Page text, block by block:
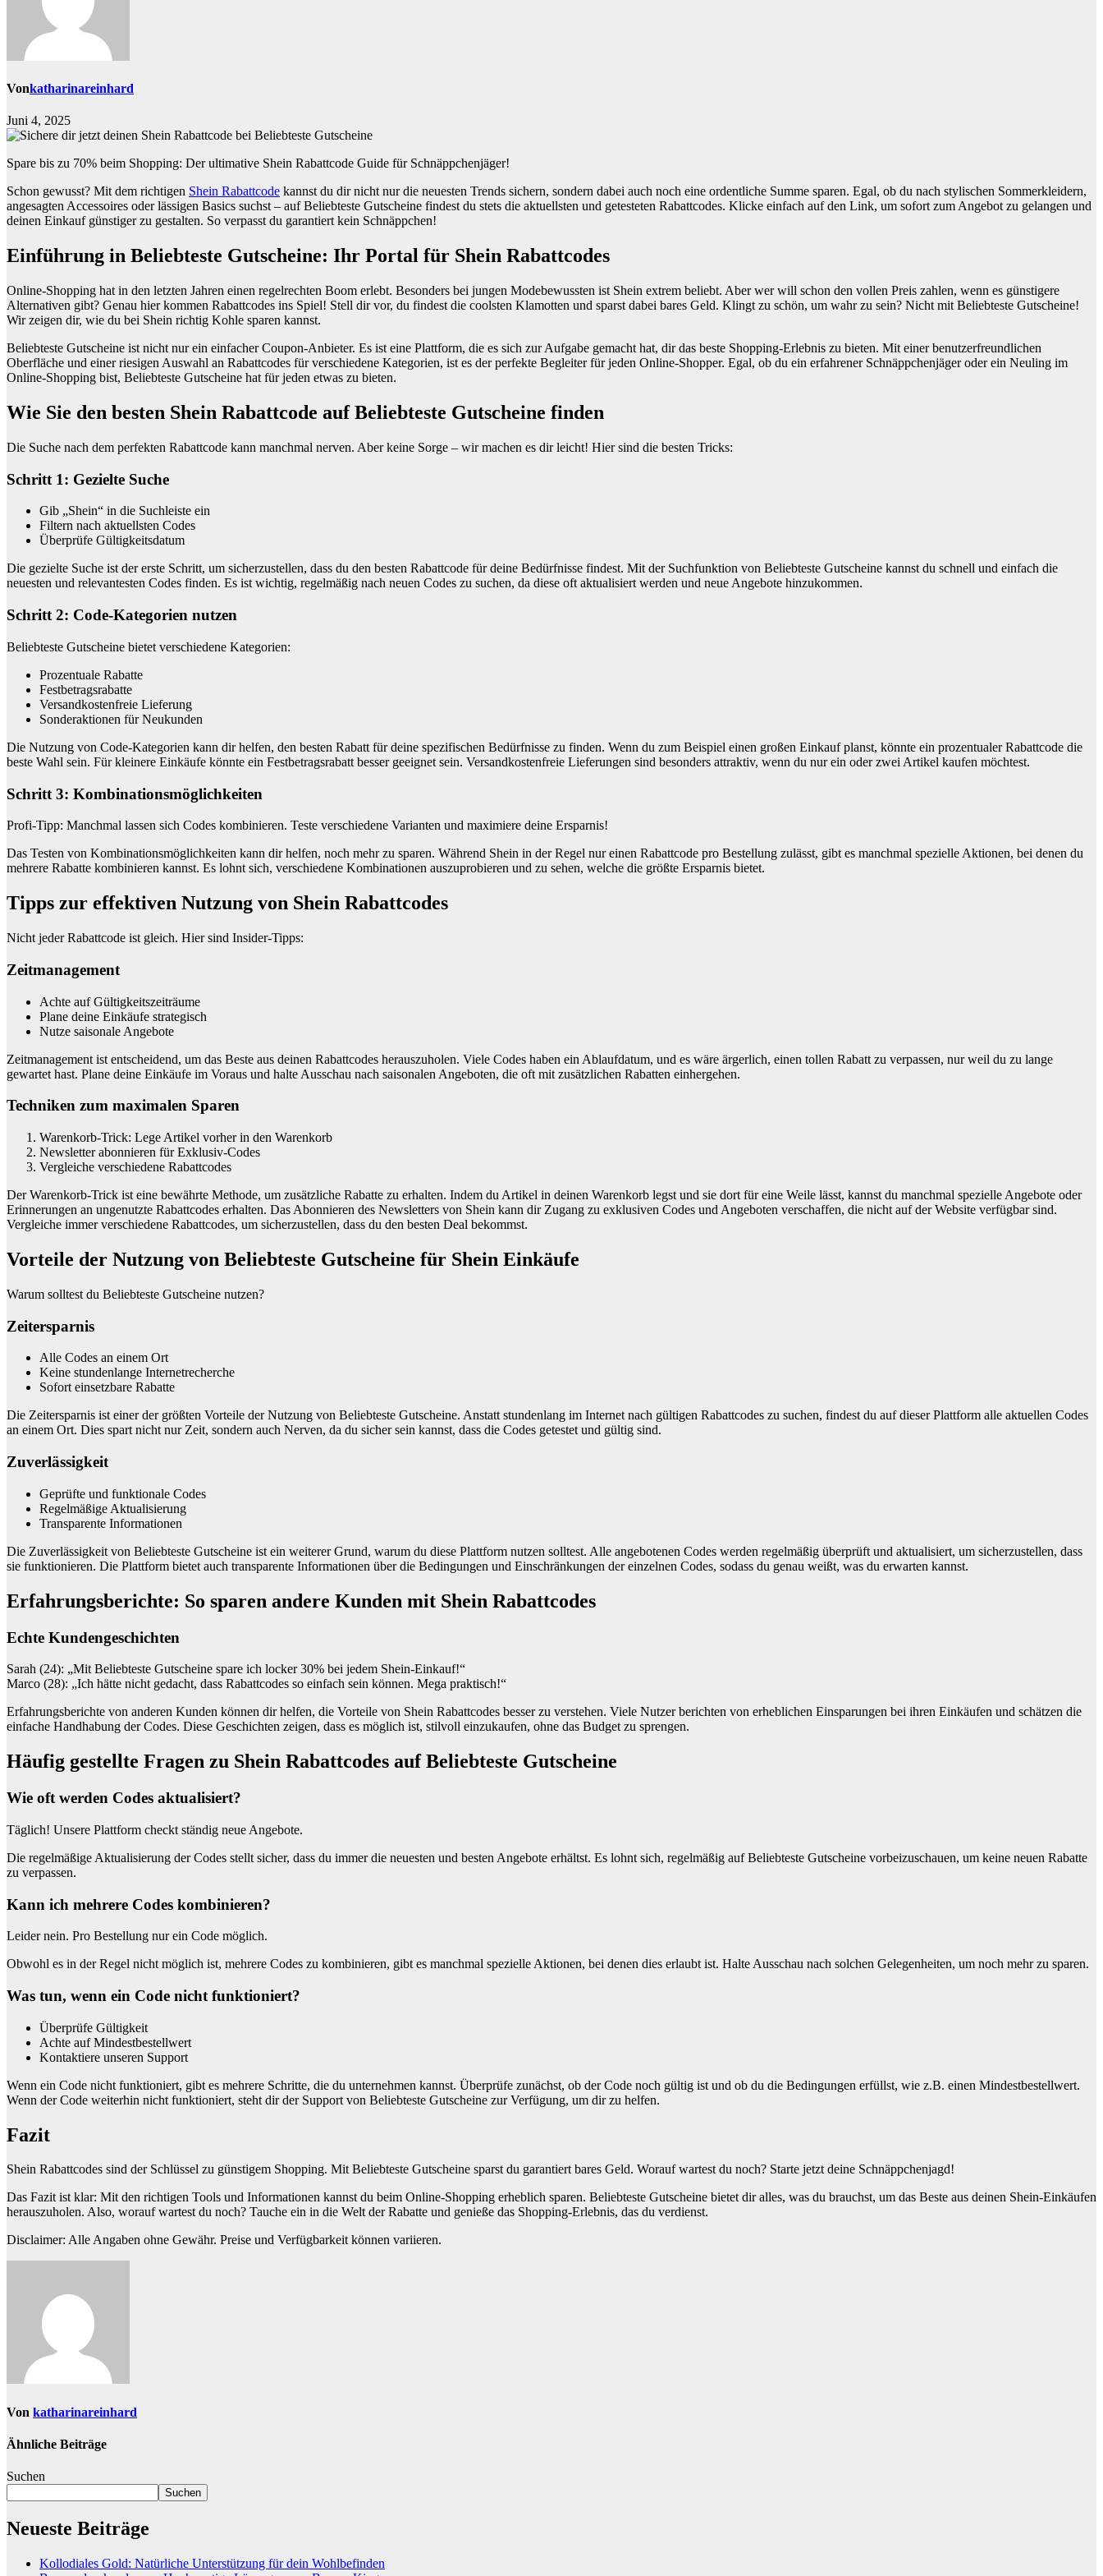
Vonkatharinareinhard
Juni 4, 2025
Spare bis zu 70% beim Shopping: Der ultimative Shein Rabattcode Guide für Schnäppchenjäger!
Schon gewusst? Mit dem richtigen Shein Rabattcode kannst du dir nicht nur die neuesten Trends sichern, sondern dabei auch noch eine ordentliche Summe sparen. Egal, ob du nach stylischen Sommerkleidern,
angesagten Accessoires oder lässigen Basics suchst – auf Beliebteste Gutscheine findest du stets die aktuellsten und getesteten Rabattcodes. Klicke einfach auf den Link, um sofort zum Angebot zu gelangen und
deinen Einkauf günstiger zu gestalten. So verpasst du garantiert kein Schnäppchen!
Einführung in Beliebteste Gutscheine: Ihr Portal für Shein Rabattcodes
Online-Shopping hat in den letzten Jahren einen regelrechten Boom erlebt. Besonders bei jungen Modebewussten ist Shein extrem beliebt. Aber wer will schon den vollen Preis zahlen, wenn es günstigere
Alternativen gibt? Genau hier kommen Rabattcodes ins Spiel! Stell dir vor, du findest die coolsten Klamotten und sparst dabei bares Geld. Klingt zu schön, um wahr zu sein? Nicht mit Beliebteste Gutscheine!
Wir zeigen dir, wie du bei Shein richtig Kohle sparen kannst.
Beliebteste Gutscheine ist nicht nur ein einfacher Coupon-Anbieter. Es ist eine Plattform, die es sich zur Aufgabe gemacht hat, dir das beste Shopping-Erlebnis zu bieten. Mit einer benutzerfreundlichen
Oberfläche und einer riesigen Auswahl an Rabattcodes für verschiedene Kategorien, ist es der perfekte Begleiter für jeden Online-Shopper. Egal, ob du ein erfahrener Schnäppchenjäger oder ein Neuling im
Online-Shopping bist, Beliebteste Gutscheine hat für jeden etwas zu bieten.
Wie Sie den besten Shein Rabattcode auf Beliebteste Gutscheine finden
Die Suche nach dem perfekten Rabattcode kann manchmal nerven. Aber keine Sorge – wir machen es dir leicht! Hier sind die besten Tricks:
Schritt 1: Gezielte Suche
Gib „Shein“ in die Suchleiste ein
Filtern nach aktuellsten Codes
Überprüfe Gültigkeitsdatum
Die gezielte Suche ist der erste Schritt, um sicherzustellen, dass du den besten Rabattcode für deine Bedürfnisse findest. Mit der Suchfunktion von Beliebteste Gutscheine kannst du schnell und einfach die
neuesten und relevantesten Codes finden. Es ist wichtig, regelmäßig nach neuen Codes zu suchen, da diese oft aktualisiert werden und neue Angebote hinzukommen.
Schritt 2: Code-Kategorien nutzen
Beliebteste Gutscheine bietet verschiedene Kategorien:
Prozentuale Rabatte
Festbetragsrabatte
Versandkostenfreie Lieferung
Sonderaktionen für Neukunden
Die Nutzung von Code-Kategorien kann dir helfen, den besten Rabatt für deine spezifischen Bedürfnisse zu finden. Wenn du zum Beispiel einen großen Einkauf planst, könnte ein prozentualer Rabattcode die
beste Wahl sein. Für kleinere Einkäufe könnte ein Festbetragsrabatt besser geeignet sein. Versandkostenfreie Lieferungen sind besonders attraktiv, wenn du nur ein oder zwei Artikel kaufen möchtest.
Schritt 3: Kombinationsmöglichkeiten
Profi-Tipp: Manchmal lassen sich Codes kombinieren. Teste verschiedene Varianten und maximiere deine Ersparnis!
Das Testen von Kombinationsmöglichkeiten kann dir helfen, noch mehr zu sparen. Während Shein in der Regel nur einen Rabattcode pro Bestellung zulässt, gibt es manchmal spezielle Aktionen, bei denen du
mehrere Rabatte kombinieren kannst. Es lohnt sich, verschiedene Kombinationen auszuprobieren und zu sehen, welche die größte Ersparnis bietet.
Tipps zur effektiven Nutzung von Shein Rabattcodes
Nicht jeder Rabattcode ist gleich. Hier sind Insider-Tipps:
Zeitmanagement
Achte auf Gültigkeitszeiträume
Plane deine Einkäufe strategisch
Nutze saisonale Angebote
Zeitmanagement ist entscheidend, um das Beste aus deinen Rabattcodes herauszuholen. Viele Codes haben ein Ablaufdatum, und es wäre ärgerlich, einen tollen Rabatt zu verpassen, nur weil du zu lange
gewartet hast. Plane deine Einkäufe im Voraus und halte Ausschau nach saisonalen Angeboten, die oft mit zusätzlichen Rabatten einhergehen.
Techniken zum maximalen Sparen
Warenkorb-Trick: Lege Artikel vorher in den Warenkorb
Newsletter abonnieren für Exklusiv-Codes
Vergleiche verschiedene Rabattcodes
Der Warenkorb-Trick ist eine bewährte Methode, um zusätzliche Rabatte zu erhalten. Indem du Artikel in deinen Warenkorb legst und sie dort für eine Weile lässt, kannst du manchmal spezielle Angebote oder
Erinnerungen an ungenutzte Rabattcodes erhalten. Das Abonnieren des Newsletters von Shein kann dir Zugang zu exklusiven Codes und Angeboten verschaffen, die nicht auf der Website verfügbar sind.
Vergleiche immer verschiedene Rabattcodes, um sicherzustellen, dass du den besten Deal bekommst.
Vorteile der Nutzung von Beliebteste Gutscheine für Shein Einkäufe
Warum solltest du Beliebteste Gutscheine nutzen?
Zeitersparnis
Alle Codes an einem Ort
Keine stundenlange Internetrecherche
Sofort einsetzbare Rabatte
Die Zeitersparnis ist einer der größten Vorteile der Nutzung von Beliebteste Gutscheine. Anstatt stundenlang im Internet nach gültigen Rabattcodes zu suchen, findest du auf dieser Plattform alle aktuellen Codes
an einem Ort. Dies spart nicht nur Zeit, sondern auch Nerven, da du sicher sein kannst, dass die Codes getestet und gültig sind.
Zuverlässigkeit
Geprüfte und funktionale Codes
Regelmäßige Aktualisierung
Transparente Informationen
Die Zuverlässigkeit von Beliebteste Gutscheine ist ein weiterer Grund, warum du diese Plattform nutzen solltest. Alle angebotenen Codes werden regelmäßig überprüft und aktualisiert, um sicherzustellen, dass
sie funktionieren. Die Plattform bietet auch transparente Informationen über die Bedingungen und Einschränkungen der einzelnen Codes, sodass du genau weißt, was du erwarten kannst.
Erfahrungsberichte: So sparen andere Kunden mit Shein Rabattcodes
Echte Kundengeschichten
Sarah (24): „Mit Beliebteste Gutscheine spare ich locker 30% bei jedem Shein-Einkauf!“
Marco (28): „Ich hätte nicht gedacht, dass Rabattcodes so einfach sein können. Mega praktisch!“
Erfahrungsberichte von anderen Kunden können dir helfen, die Vorteile von Shein Rabattcodes besser zu verstehen. Viele Nutzer berichten von erheblichen Einsparungen bei ihren Einkäufen und schätzen die
einfache Handhabung der Codes. Diese Geschichten zeigen, dass es möglich ist, stilvoll einzukaufen, ohne das Budget zu sprengen.
Häufig gestellte Fragen zu Shein Rabattcodes auf Beliebteste Gutscheine
Wie oft werden Codes aktualisiert?
Täglich! Unsere Plattform checkt ständig neue Angebote.
Die regelmäßige Aktualisierung der Codes stellt sicher, dass du immer die neuesten und besten Angebote erhältst. Es lohnt sich, regelmäßig auf Beliebteste Gutscheine vorbeizuschauen, um keine neuen Rabatte
zu verpassen.
Kann ich mehrere Codes kombinieren?
Leider nein. Pro Bestellung nur ein Code möglich.
Obwohl es in der Regel nicht möglich ist, mehrere Codes zu kombinieren, gibt es manchmal spezielle Aktionen, bei denen dies erlaubt ist. Halte Ausschau nach solchen Gelegenheiten, um noch mehr zu sparen.
Was tun, wenn ein Code nicht funktioniert?
Überprüfe Gültigkeit
Achte auf Mindestbestellwert
Kontaktiere unseren Support
Wenn ein Code nicht funktioniert, gibt es mehrere Schritte, die du unternehmen kannst. Überprüfe zunächst, ob der Code noch gültig ist und ob du die Bedingungen erfüllst, wie z.B. einen Mindestbestellwert.
Wenn der Code weiterhin nicht funktioniert, steht dir der Support von Beliebteste Gutscheine zur Verfügung, um dir zu helfen.
Fazit
Shein Rabattcodes sind der Schlüssel zu günstigem Shopping. Mit Beliebteste Gutscheine sparst du garantiert bares Geld. Worauf wartest du noch? Starte jetzt deine Schnäppchenjagd!
Das Fazit ist klar: Mit den richtigen Tools und Informationen kannst du beim Online-Shopping erheblich sparen. Beliebteste Gutscheine bietet dir alles, was du brauchst, um das Beste aus deinen Shein-Einkäufen
herauszuholen. Also, worauf wartest du noch? Tauche ein in die Welt der Rabatte und genieße das Shopping-Erlebnis, das du verdienst.
Disclaimer: Alle Angaben ohne Gewähr. Preise und Verfügbarkeit können variieren.
Von katharinareinhard
Ähnliche Beiträge
Suchen
Suchen
Neueste Beiträge
Kollodiales Gold: Natürliche Unterstützung für dein Wohlbefinden